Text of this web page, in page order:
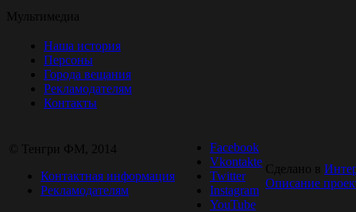
Мультимедиа
Наша история
Персоны
Города вещания
Рекламодателям
Контакты
© Тенгри ФМ, 2014
Контактная информация
Рекламодателям
Facebook
Vkontakte
Twitter
Instagram
YouTube
Сделано в
Описание